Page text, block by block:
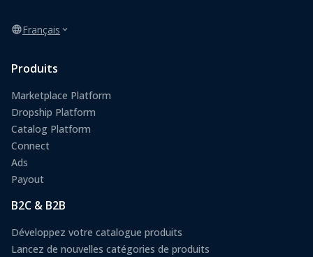
Français
Produits
Marketplace Platform
Dropship Platform
Catalog Platform
Connect
Ads
Payout
B2C & B2B
Développez votre catalogue produits
Lancez de nouvelles catégories de produits